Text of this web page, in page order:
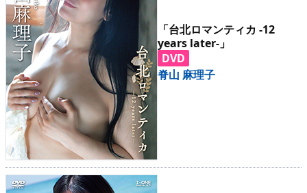
「台北ロマンティカ -12
years later-」
DVD
脊山 麻理子